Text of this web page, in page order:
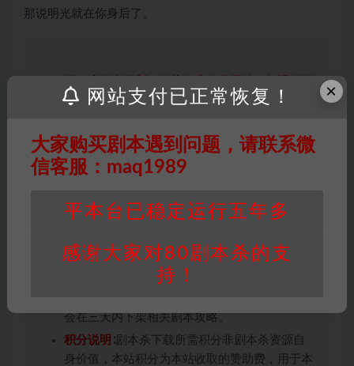
那说明光就在你身后了。
效链接请联系客服补发！！！网盘不限速下载神
免责声明： 本站所有剧本杀资源均为网友分享
投稿+个人整理而来，仅供学习研究使用，请勿
未购买，即代表已阅读本声明，理解并同意受本
条约约束，并遵守所有适用的法律法规。
版权归属 ：本站提供的任何剧本杀资源内容的版
权均属于机关版权或权利人。如有侵权，请发邮
件通知并提供相关证实资料至邮箱
会在三天内下架相关剧本攻略。
积分说明 ∶剧本杀下载所需积分非剧本杀资源自
身价值，本站积分为本站收取的赞助费，用于本
×
网站支付已正常恢复！
大家购买剧本遇到问题，请联系微
信客服：maq1989
平本台已稳定运行五年多
感谢大家对80剧本杀的支
持！